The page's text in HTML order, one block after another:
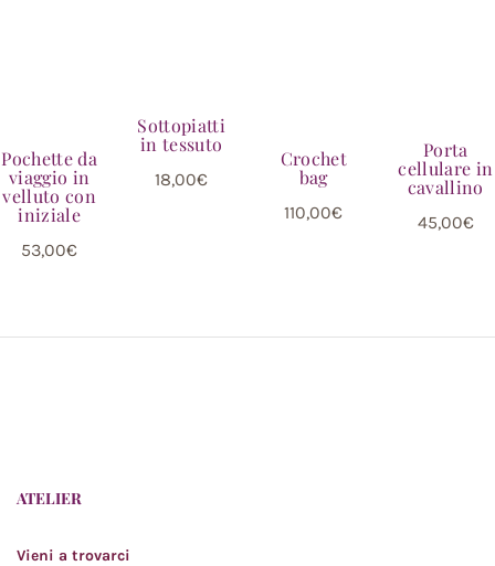
Pochette da
viaggio in
velluto con
iniziale
53,00€
Sottopiatti
in tessuto
18,00€
Crochet
bag
110,00€
Porta
cellulare in
cavallino
45,00€
ATELIER
Vieni a trovarci